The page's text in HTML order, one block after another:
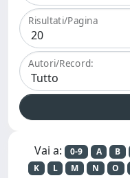
Risultati/Pagina
Autori/Record:
Vai a: 0-9 A B
K
L M N O